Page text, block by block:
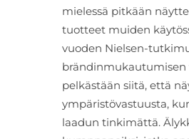
mielessä pitkään
tuotteet muiden
vuoden Nielsen-
brändinmukautumisen
pelkästään siitä, että
ympäristövastuusta,
laadun tinkimättä.